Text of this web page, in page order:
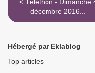
< Téléthon - Dimanche 4
décembre 2016...
Hébergé par Eklablog
Top articles